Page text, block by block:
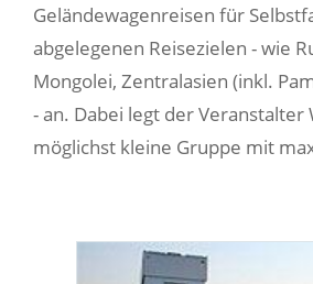
Geländewagenreisen für
abgelegenen Reisezielen - wie
Mongolei, Zentralasien (inkl.
- an. Dabei legt der Veranstalter
möglichst kleine Gruppe mit